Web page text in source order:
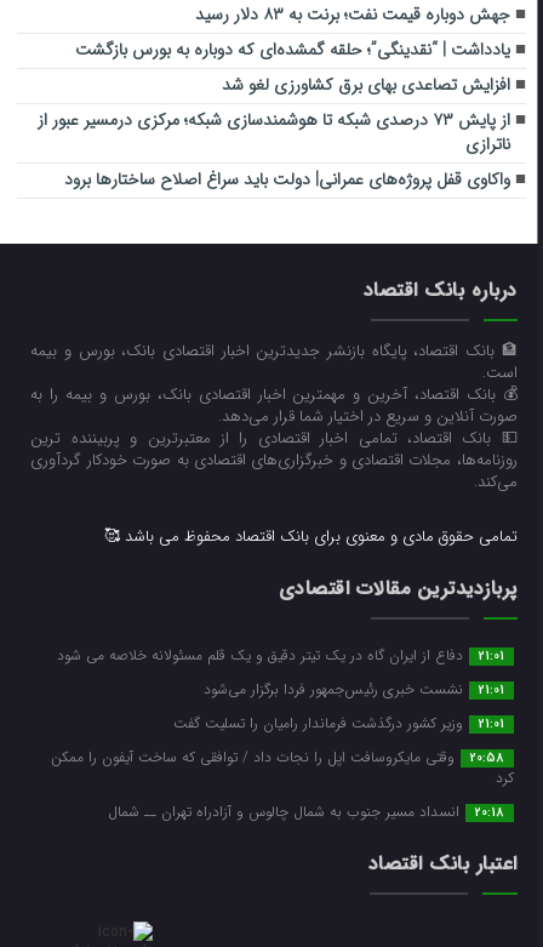
جهش دوباره قیمت نفت؛ برنت به ۸۳ دلار رسید
یادداشت | “نقدینگی”؛ حلقه گمشده‌ای که دوباره به بورس بازگشت
افزایش تصاعدی بهای برق کشاورزی لغو شد
از پایش ۷۳ درصدی شبکه تا هوشمندسازی شبکه؛ مرکزی درمسیر عبور از
ناترازی
واکاوی قفل پروژه‌های عمرانی| دولت باید سراغ اصلاح ساختارها برود
درباره بانک اقتصاد
🏦 بانک اقتصاد، پایگاه بازنشر جدیدترین اخبار اقتصادی بانک، بورس و بیمه
است.
💰 بانک اقتصاد، آخرین و مهمترین اخبار اقتصادی بانک، بورس و بیمه را به
صورت آنلاین و سریع در اختیار شما قرار می‌‌دهد.
💵 بانک اقتصاد، تمامی اخبار اقتصادی را از معتبرترین و پربیننده ترین
روزنامه‌ها، مجلات اقتصادی و خبرگزاری‌های اقتصادی به صورت خودکار گردآوری
می‌کند.
تمامی حقوق مادی و معنوی برای بانک اقتصاد محفوظ می باشد 🥰
پربازدیدترین مقالات اقتصادی
21:01 دفاع از ایران گاه در یک تیتر دقیق و یک قلم مسئولانه خلاصه می شود
21:01 نشست خبری رئیس‌جمهور فردا برگزار می‌شود
21:01 وزیر کشور درگذشت فرماندار رامیان را تسلیت گفت
20:58
وقتی مایکروسافت اپل را نجات داد / توافقی که ساخت آیفون را ممکن
کرد
20:18 انسداد مسیر جنوب به شمال چالوس و آزادراه تهران ــ شمال
اعتبار بانک اقتصاد